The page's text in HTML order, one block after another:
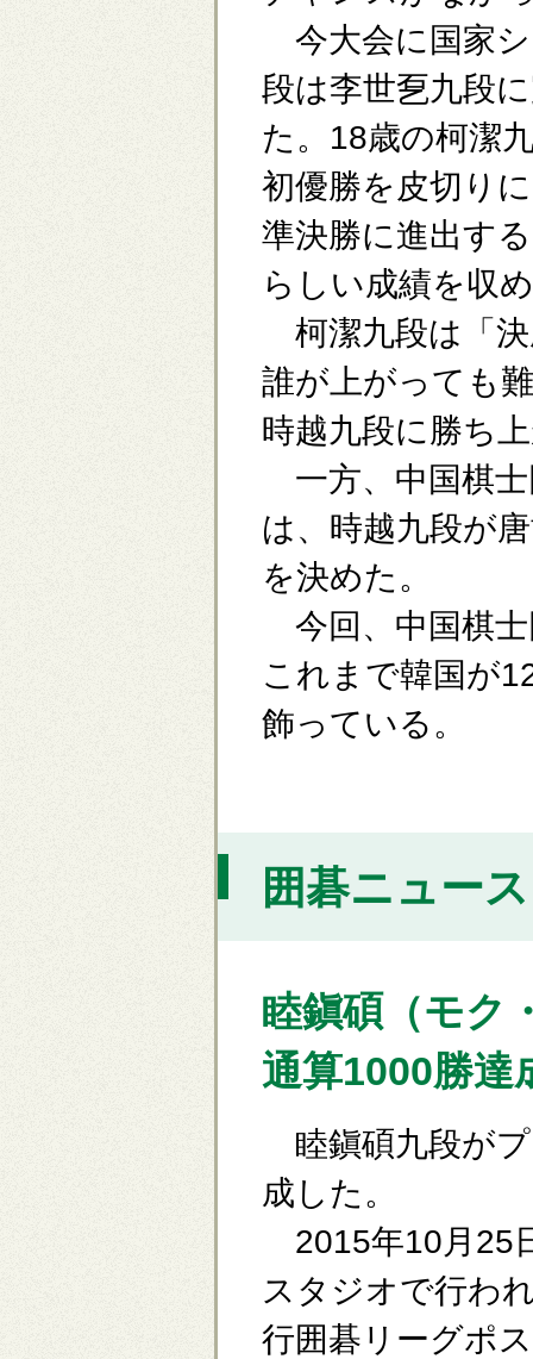
今大会に国家
段は李世乭九段
た。18歳の柯潔
初優勝を皮切り
準決勝に進出す
らしい成績を収
柯潔九段は「決
誰が上がっても
時越九段に勝ち
一方、中国棋
は、時越九段が
を決めた。
今回、中国棋士
これまで韓国が
飾っている。
囲碁ニュー
睦鎭碩（モク
通算1000勝達
睦鎭碩九段が
成した。
2015年10月25
スタジオで行わ
行囲碁リーグポ